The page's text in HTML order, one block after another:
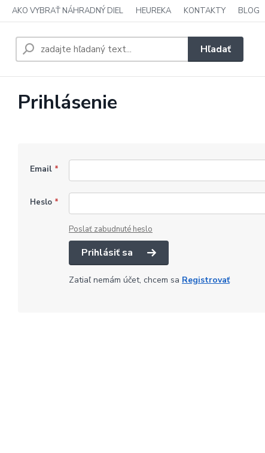
AKO VYBRAŤ NÁHRADNÝ DIEL HEUREKA KONTAKTY BLOG
Hľadať
Prihlásenie
Email *
Heslo *
Poslať zabudnuté heslo
Prihlásiť sa
Zatiaľ nemám účet, chcem sa Registrovať